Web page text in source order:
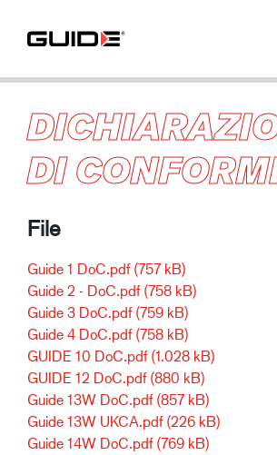
DI
File
Guide 1 DoC.pdf (757 kB)
Guide 2 - DoC.pdf (758 kB)
Guide 3 DoC.pdf (759 kB)
Guide 4 DoC.pdf (758 kB)
GUIDE 10 DoC.pdf (1.028 kB)
GUIDE 12 DoC.pdf (880 kB)
Guide 13W DoC.pdf (857 kB)
Guide 13W UKCA.pdf (226 kB)
Guide 14W DoC.pdf (769 kB)